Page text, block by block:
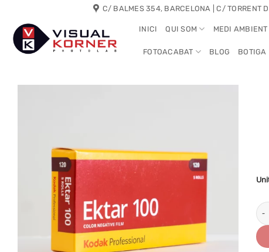
content
C/ BALMES 354, BARCELONA | C/ TORRENT
INICI QUI SOM MEDI AMBIENT
FOTOACABAT BLOG BOTIGA